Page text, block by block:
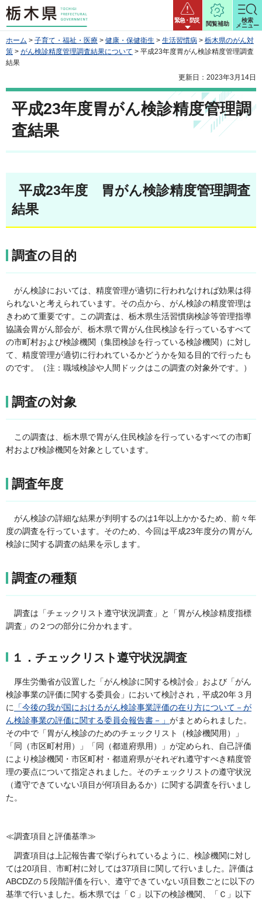
栃木県 緊急・防災
閲覧補助
検索
メニュー
ホーム > 子育て・福祉・医療 > 健康・保健衛生 > 生活習慣病 > 栃木県のがん対
策 > がん検診精度管理調査結果について > 平成23年度胃がん検診精度管理調査
結果
更新日：2023年3月14日
平成23年度胃がん検診精度管理調
査結果
平成23年度 胃がん検診精度管理調査
結果
調査の目的
がん検診においては、精度管理が適切に行われなければ効果は得
られないと考えられています。その点から、がん検診の精度管理は
きわめて重要です。この調査は、栃木県生活習慣病検診等管理指導
協議会胃がん部会が、栃木県で胃がん住民検診を行っているすべて
の市町村および検診機関（集団検診を行っている検診機関）に対し
て、精度管理が適切に行われているかどうかを知る目的で行ったも
のです。（注：職域検診や人間ドックはこの調査の対象外です。）
調査の対象
この調査は、栃木県で胃がん住民検診を行っているすべての市町
村および検診機関を対象としています。
調査年度
がん検診の詳細な結果が判明するのは1年以上かかるため、前々年
度の調査を行っています。そのため、今回は平成23年度分の胃がん
検診に関する調査の結果を示します。
調査の種類
調査は「チェックリスト遵守状況調査」と「胃がん検診精度指標
調査」の２つの部分に分かれます。
１．チェックリスト遵守状況調査
厚生労働省が設置した「がん検診に関する検討会」および「がん
検診事業の評価に関する委員会」において検討され，平成20年３月
に
「今後の我が国におけるがん検診事業評価の在り方について－が
ん検診事業の評価に関する委員会報告書－」 がまとめられました。
その中で「胃がん検診のためのチェックリスト（検診機関用）」
「同（市区町村用）」「同（都道府県用）」が定められ、自己評価
により検診機関・市区町村・都道府県がそれぞれ遵守すべき精度管
理の要点について指定されました。そのチェックリストの遵守状況
（遵守できていない項目が何項目あるか）に関する調査を行いまし
た。
≪調査項目と評価基準≫
調査項目は上記報告書で挙げられているように、検診機関に対し
ては20項目、市町村に対しては37項目に関して行いました。評価は
ABCDZの５段階評価を行い、遵守できていない項目数ごとに以下の
基準で行いました。栃木県では「Ｃ」以下の検診機関、「Ｃ」以下